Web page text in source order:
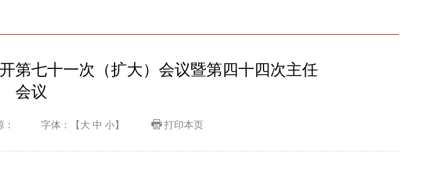
第七十一次（扩大）会议暨第四十四次主任
会议
字体：【 大 中 小】 打印本页